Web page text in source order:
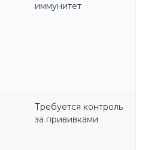
иммунитет
Требуется контроль
за прививками